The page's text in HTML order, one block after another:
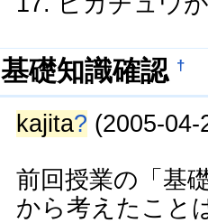
基礎知識確認 †
kajita? (2005-04-
前回授業の「基
から考えたこと